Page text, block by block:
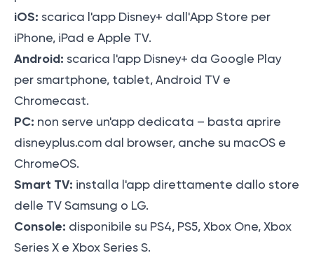
iOS: scarica l'app Disney+ dall'App Store per
iPhone, iPad e Apple TV.
Android: scarica l'app Disney+ da Google Play
per smartphone, tablet, Android TV e
Chromecast.
PC: non serve un'app dedicata – basta aprire
disneyplus.com dal browser, anche su macOS e
ChromeOS.
Smart TV: installa l'app direttamente dallo store
delle TV Samsung o LG.
Console: disponibile su PS4, PS5, Xbox One, Xbox
Series X e Xbox Series S.